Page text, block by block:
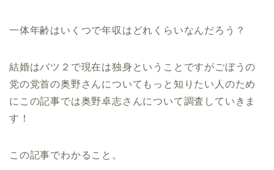
一体年齢はいくつで年収はどれくらいなんだろう？
結婚はバツ２で現在は独身ということですがごぼうの
党の党首の奥野さんについてもっと知りたい人のため
にこの記事では奥野卓志さんについて調査していきま
す！
この記事でわかること。